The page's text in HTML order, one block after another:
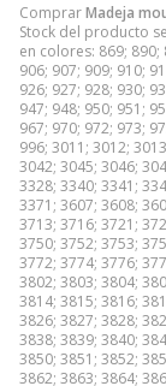
ComprarMadeja
Stock del producto
en colores: 869; 890;
906; 907; 909; 910;
926; 927; 928; 930;
947; 948; 950; 951;
967; 970; 972; 973;
996; 3011; 3012;
3042; 3045; 3046;
3328; 3340; 3341;
3371; 3607; 3608;
3713; 3716; 3721;
3750; 3752; 3753;
3772; 3774; 3776;
3802; 3803; 3804;
3814; 3815; 3816;
3826; 3827; 3828;
3838; 3839; 3840;
3850; 3851; 3852;
3862; 3863; 3864;